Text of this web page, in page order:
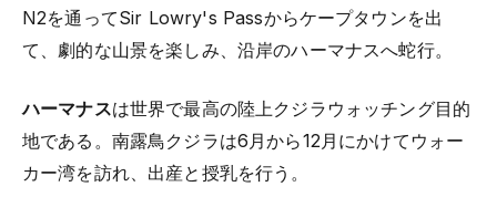
N2を通ってSir Lowry's Passからケープタウンを出
て、劇的な山景を楽しみ、沿岸のハーマナスへ蛇行。
ハーマナスは世界で最高の陸上クジラウォッチング目的
地である。南露鳥クジラは6月から12月にかけてウォー
カー湾を訪れ、出産と授乳を行う。